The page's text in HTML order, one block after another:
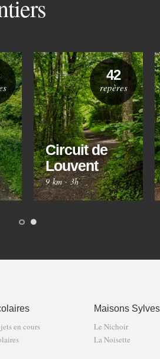
Circuit de
Louvent
9 km·3h
42
repères
en cours
Maisons
Le Nichoir
La Noisette